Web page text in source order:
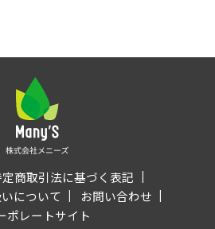
商取引法に基づく表記
について
お問い合わせ
ポレートサイト